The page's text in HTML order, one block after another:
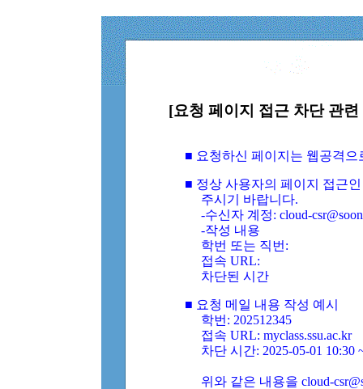
[요청 페이지 접근 차단 관
■ 요청하신 페이지는 웹공격
■ 정상 사용자의 페이지 접근
주시기 바랍니다.
-수신자 계정: cloud-
-작성 내용
학번 또는 직번:
접속 URL:
차단된 시간
■ 요청 메일 내용 작성 예시
학번: 202512345
접속 URL: myclass.ssu.ac.kr
차단 시간: 2025-05-01 10:30
위와 같은 내용을 cloud-